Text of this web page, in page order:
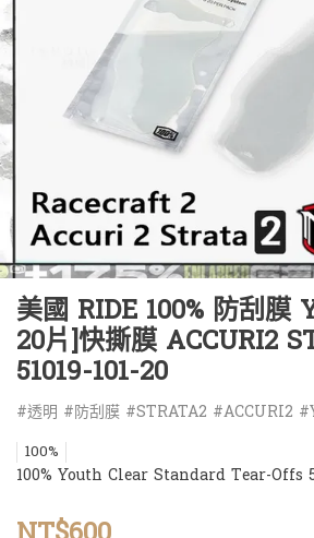
美國 RIDE 100% 防刮膜
20片]快撕膜 ACCURI2
51019-101-20
#透明 #防刮膜 #STRATA2 #ACCURI2
100%
100% Youth Clear Standard Tear-Offs